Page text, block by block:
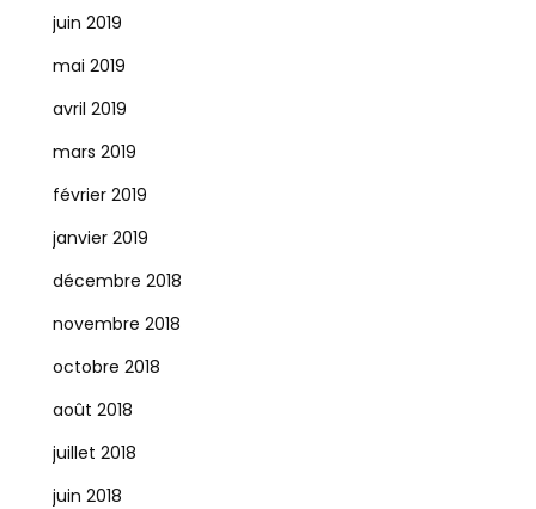
juin 2019
mai 2019
avril 2019
mars 2019
février 2019
janvier 2019
décembre 2018
novembre 2018
octobre 2018
août 2018
juillet 2018
juin 2018